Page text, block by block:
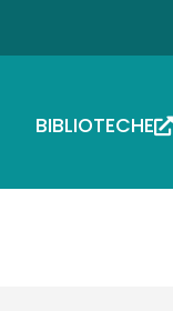
BIBLIOTECHE